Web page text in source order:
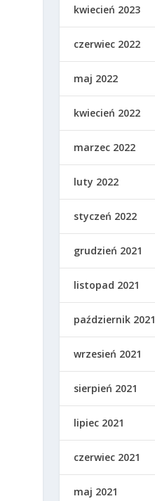
kwiecień 2023
czerwiec 2022
maj 2022
kwiecień 2022
marzec 2022
luty 2022
styczeń 2022
grudzień 2021
listopad 2021
październik 2021
wrzesień 2021
sierpień 2021
lipiec 2021
czerwiec 2021
maj 2021